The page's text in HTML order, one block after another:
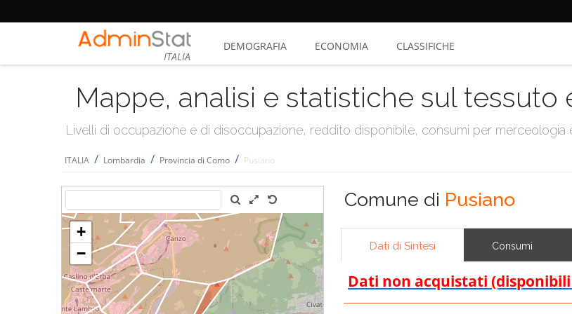
ITALIA
DEMOGRAFIA ECONOMIA CLASSIFICHE
Mappe, analisi e statistiche sul
Livelli di occupazione e di disoccupazione, reddito disponibile, consumi per
ITALIA / Lombardia / Provincia di Como / Pusiano
Comune di Pusiano
Dati di Sintesi Consumi
Dati non acquistati (disponibili